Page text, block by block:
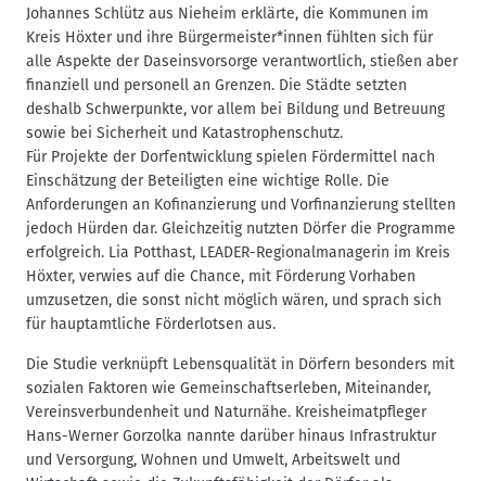
Johannes Schlütz aus Nieheim erklärte, die Kommunen im
Kreis Höxter und ihre Bürgermeister*innen fühlten sich für
alle Aspekte der Daseinsvorsorge verantwortlich, stießen aber
finanziell und personell an Grenzen. Die Städte setzten
deshalb Schwerpunkte, vor allem bei Bildung und Betreuung
sowie bei Sicherheit und Katastrophenschutz.
Für Projekte der Dorfentwicklung spielen Fördermittel nach
Einschätzung der Beteiligten eine wichtige Rolle. Die
Anforderungen an Kofinanzierung und Vorfinanzierung stellten
jedoch Hürden dar. Gleichzeitig nutzten Dörfer die Programme
erfolgreich. Lia Potthast, LEADER-Regionalmanagerin im Kreis
Höxter, verwies auf die Chance, mit Förderung Vorhaben
umzusetzen, die sonst nicht möglich wären, und sprach sich
für hauptamtliche Förderlotsen aus.
Die Studie verknüpft Lebensqualität in Dörfern besonders mit
sozialen Faktoren wie Gemeinschaftserleben, Miteinander,
Vereinsverbundenheit und Naturnähe. Kreisheimatpfleger
Hans-Werner Gorzolka nannte darüber hinaus Infrastruktur
und Versorgung, Wohnen und Umwelt, Arbeitswelt und